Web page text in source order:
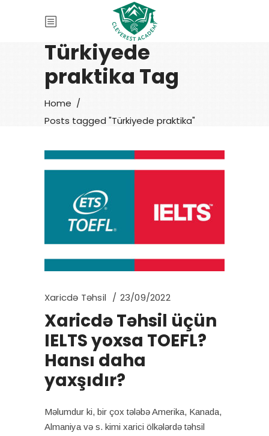
Türkiyede
praktika Tag
Home /
Posts tagged "Türkiyede praktika"
Xaricdə Təhsil 23/09/2022
Xaricdə Təhsil üçün
IELTS yoxsa TOEFL?
Hansı daha
yaxşıdır?
Məlumdur ki, bir çox tələbə Amerika, Kanada,
Almaniya və s. kimi xarici ölkələrdə təhsil